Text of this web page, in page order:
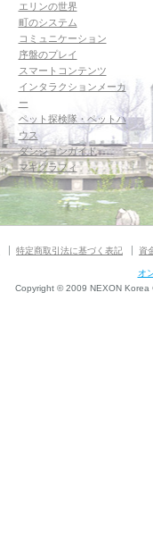
エリンの世界
町のシステム
コミュニケーション
序盤のプレイ
スマートコンテンツ
インタラクションメーカ
ー
ペット探検隊・ペットハ
ウス
ダンジョンガイド
マギグラフィ
特定商取引法に基づく表記 資
オ
Copyright © 2009 NEXON Korea